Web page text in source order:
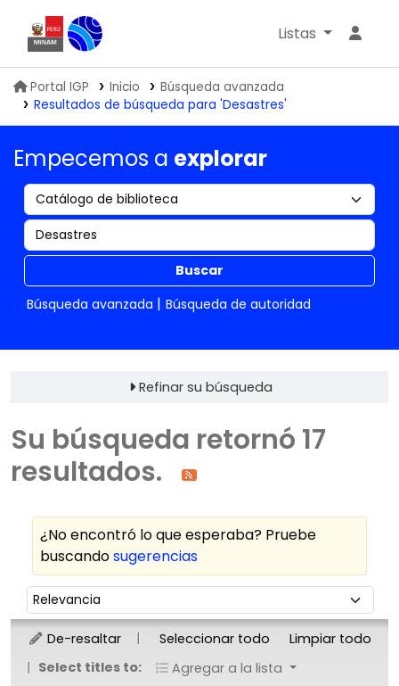
Biblioteca IGP
Listas
Portal IGP Inicio
Búsqueda avanzada
Resultados de búsqueda para 'Desastres'
Empecemos a explorar
Buscar
Búsqueda avanzada
Búsqueda de autoridad
Refinar su búsqueda
Su búsqueda retornó 17
resultados.
¿No encontró lo que esperaba? Pruebe
buscandosugerencias
Ordenar
Ordenar por:
De-resaltar Seleccionar todo
Limpiar todo
Select titles to:
Agregar a la lista